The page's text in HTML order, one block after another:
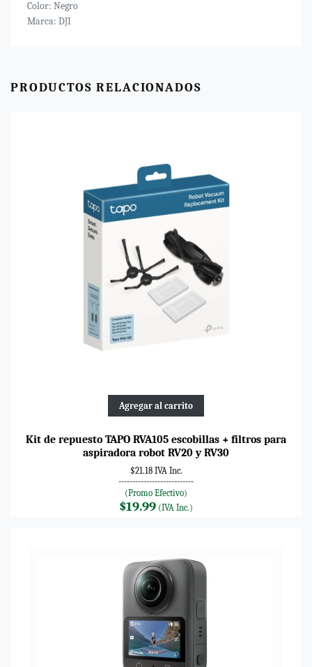
Color: Negro
Marca: DJI
PRODUCTOS RELACIONADOS
Agregar al carrito
Kit de repuesto TAPO RVA105 escobillas + filtros para
aspiradora robot RV20 y RV30
$21.18 IVA Inc.
---------------------------
(Promo Efectivo)
$19.99 (IVA Inc.)